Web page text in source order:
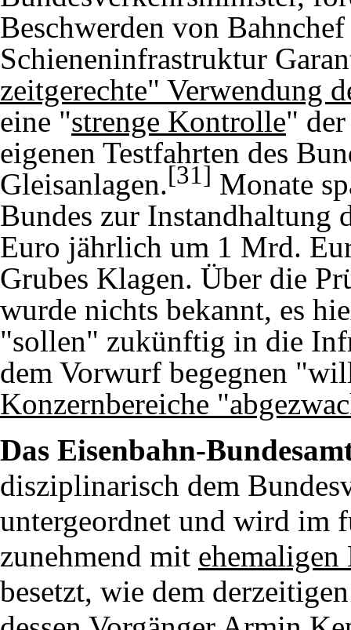
Beschwerden von
Schieneninfrastruktur
zeitgerechte" Verwendung
eine "strenge Kontrolle"
eigenen Testfahrten des
Gleisanlagen.[31] Monate
Bundes zur
Euro jährlich um 1 Mrd.
Grubes Klagen. Über die
wurde nichts bekannt, es
"sollen" zukünftig in die
dem Vorwurf begegnen
Konzernbereiche
Das Eisenbahn-
disziplinarisch dem
untergeordnet und wird im
zunehmend mit
besetzt, wie dem